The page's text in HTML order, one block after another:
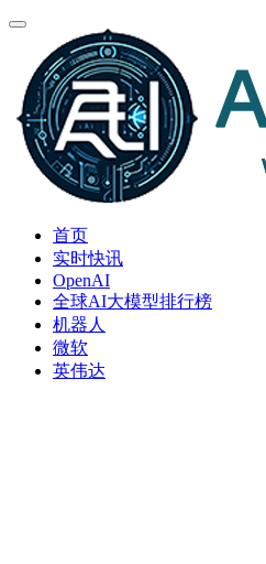
首页
实时快讯
OpenAI
全球AI大模型排行榜
机器人
微软
英伟达